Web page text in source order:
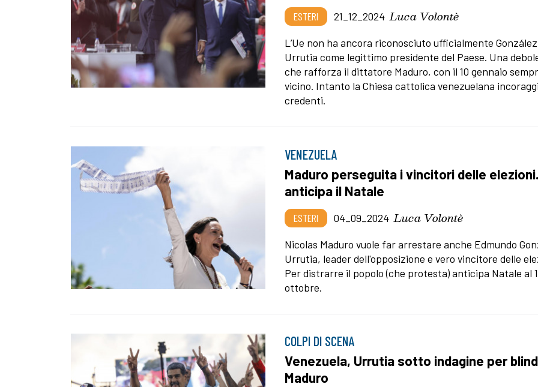
ESTERI 21_12_2024 Luca Volontè
L’Ue non ha ancora riconosciuto ufficialmente González
Urrutia come legittimo presidente del Paese. Una
che rafforza il dittatore Maduro, con il 10 gennaio
vicino. Intanto la Chiesa cattolica venezuelana
credenti.
VENEZUELA
Maduro perseguita i vincitori delle
anticipa il Natale
ESTERI 04_09_2024 Luca Volontè
Nicolas Maduro vuole far arrestare anche Edmundo
Urrutia, leader dell'opposizione e vero vincitore delle
Per distrarre il popolo (che protesta) anticipa Natale al 1
ottobre.
COLPI DI SCENA
Venezuela, Urrutia sotto indagine per
Maduro